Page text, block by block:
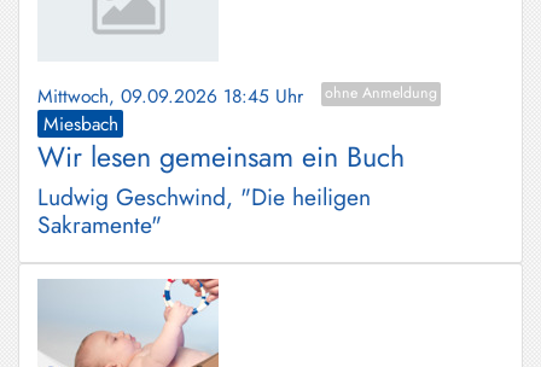
Mittwoch, 09.09.2026 18:45 Uhr ohne Anmeldung
Miesbach
Wir lesen gemeinsam ein Buch
Ludwig Geschwind, "Die heiligen
Sakramente"